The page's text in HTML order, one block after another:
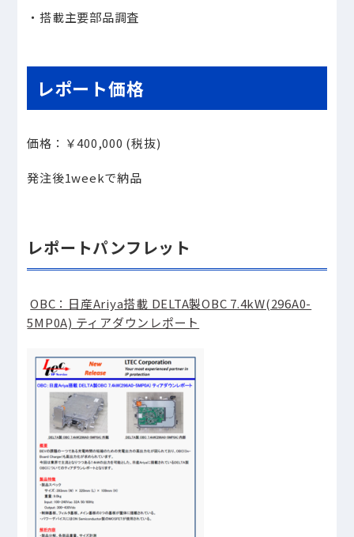
・搭載主要部品調査
レポート価格
価格：￥400,000 (税抜)
発注後1weekで納品
レポートパンフレット
OBC：日産Ariya搭載 DELTA製OBC 7.4kW(296A0-
5MP0A) ティアダウンレポート